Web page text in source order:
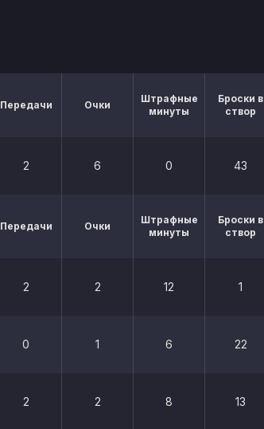
Передачи Очки
Штрафные
минуты
Броски в
створ
2 6 0 43
Передачи Очки
Штрафные
минуты
Броски в
створ
2 2 12 1
0 1 6 22
2 2 8 13